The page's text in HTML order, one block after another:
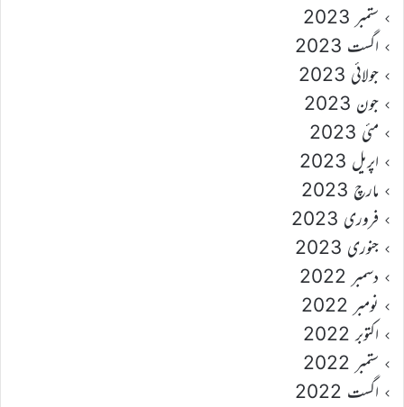
ستمبر 2023
اگست 2023
جولائی 2023
جون 2023
مئی 2023
اپریل 2023
مارچ 2023
فروری 2023
جنوری 2023
دسمبر 2022
نومبر 2022
اکتوبر 2022
ستمبر 2022
اگست 2022